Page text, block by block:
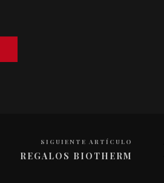
SIGUIENTE ARTÍCULO
REGALOS BIOTHERM